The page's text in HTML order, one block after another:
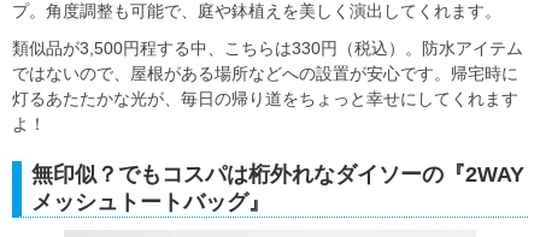
プ。角度調整も可能で、庭や鉢植えを美しく演出してくれます。
類似品が3,500円程する中、こちらは330円（税込）。防水アイテム
ではないので、屋根がある場所などへの設置が安心です。帰宅時に
灯るあたたかな光が、毎日の帰り道をちょっと幸せにしてくれます
よ！
無印似？でもコスパは桁外れなダイソーの『2WAY
メッシュトートバッグ』